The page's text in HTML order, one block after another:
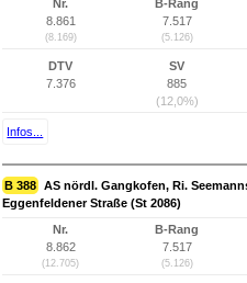
Nr.
8.861
(8.169)
B-Rang
7.517
(5.126)
DTV
7.376
SV
885
(12,0%)
Infos...
B 388 AS nördl. Gangkofen, Ri.
Eggenfeldener Straße (St 2086)
Nr.
8.862
(12.705)
B-Rang
7.517
(5.126)